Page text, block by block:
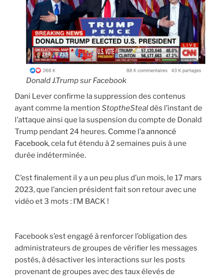
Donald J.Trump sur Facebook
Dani Lever confirme la suppression des contenus
ayant comme la mention StoptheStealdès l’instant de
l’attaque ainsi que la suspension du compte de Donald
Trump pendant 24 heures. Comme l’a annoncé
Facebook, cela fut étendu à 2 semaines puis à une
durée indéterminée.
C’est finalement il y a un peu plus d’un mois, le 17 mars
2023, que l’ancien président fait son retour avec une
vidéo et 3 mots : I’M BACK !
Facebook s’est engagé à renforcer l’obligation des
administrateurs de groupes de vérifier les messages
postés, à désactiver les interactions sur les posts
provenant de groupes avec des taux élevés de